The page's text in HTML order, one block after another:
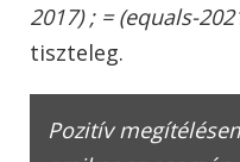
2017) ; = (equals-
tiszteleg.
Pozitív